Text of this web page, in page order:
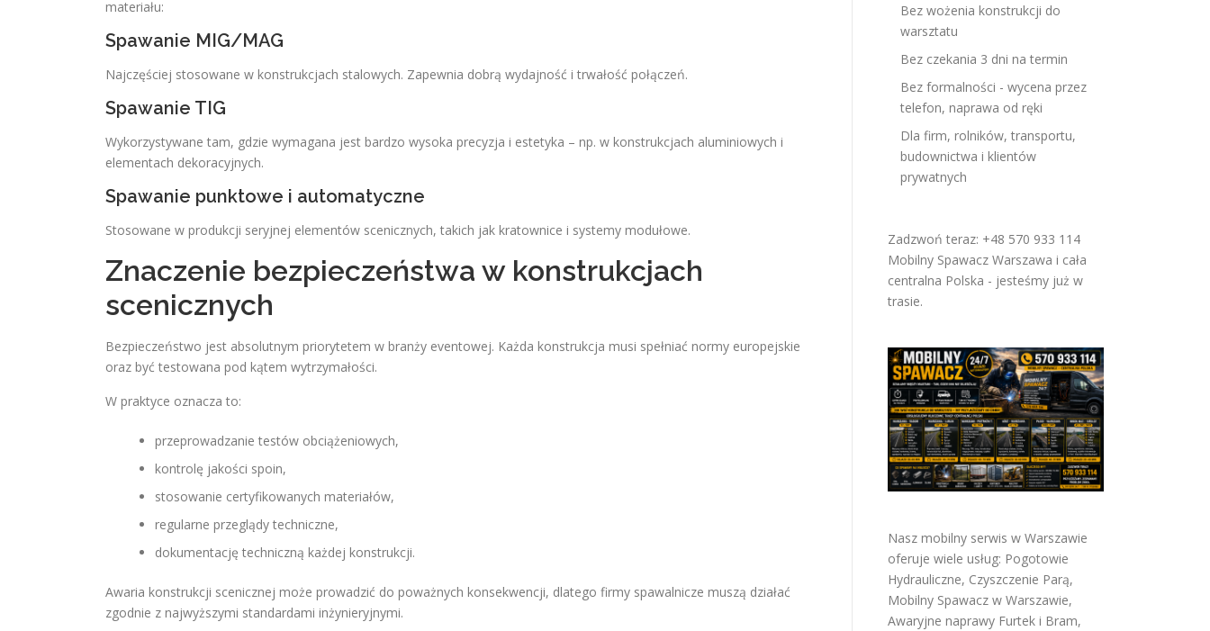
materiału:
Spawanie MIG/MAG
Najczęściej stosowane w konstrukcjach stalowych. Zapewnia dobrą wydajność i trwałość połączeń.
Spawanie TIG
Wykorzystywane tam, gdzie wymagana jest bardzo wysoka precyzja i estetyka – np. w konstrukcjach aluminiowych i
elementach dekoracyjnych.
Spawanie punktowe i automatyczne
Stosowane w produkcji seryjnej elementów scenicznych, takich jak kratownice i systemy modułowe.
Znaczenie bezpieczeństwa w konstrukcjach
scenicznych
Bezpieczeństwo jest absolutnym priorytetem w branży eventowej. Każda konstrukcja musi spełniać normy europejskie
oraz być testowana pod kątem wytrzymałości.
W praktyce oznacza to:
przeprowadzanie testów obciążeniowych,
kontrolę jakości spoin,
stosowanie certyfikowanych materiałów,
regularne przeglądy techniczne,
dokumentację techniczną każdej konstrukcji.
Awaria konstrukcji scenicznej może prowadzić do poważnych konsekwencji, dlatego firmy spawalnicze muszą działać
zgodnie z najwyższymi standardami inżynieryjnymi.
Bez wożenia konstrukcji do
warsztatu
Bez czekania 3 dni na termin
Bez formalności - wycena przez
telefon, naprawa od ręki
Dla firm, rolników, transportu,
budownictwa i klientów
prywatnych
Zadzwoń teraz: +48 570 933 114
Mobilny Spawacz Warszawa i cała
centralna Polska - jesteśmy już w
trasie.
Nasz mobilny serwis w Warszawie
oferuje wiele usług: Pogotowie
Hydrauliczne, Czyszczenie Parą,
Mobilny Spawacz w Warszawie,
Awaryjne naprawy Furtek i Bram,